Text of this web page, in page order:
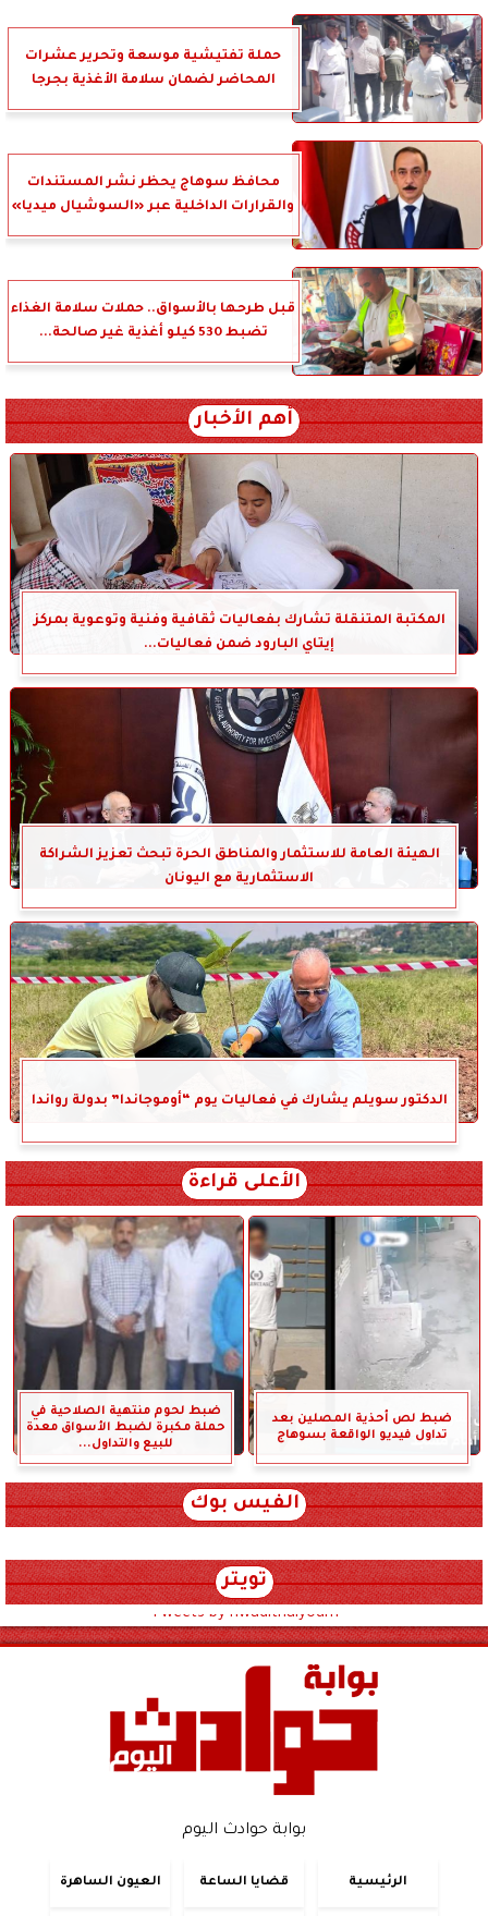
حملة تفتيشية موسعة وتحرير عشرات
المحاضر لضمان سلامة الأغذية بجرجا
محافظ سوهاج يحظر نشر المستندات
والقرارات الداخلية عبر «السوشيال ميديا»
قبل طرحها بالأسواق.. حملات سلامة الغذاء
تضبط 530 كيلو أغذية غير صالحة...
أهم الأخبار
المكتبة المتنقلة تشارك بفعاليات ثقافية وفنية وتوعوية بمركز
إيتاي البارود ضمن فعاليات...
الهيئة العامة للاستثمار والمناطق الحرة تبحث تعزيز الشراكة
الاستثمارية مع اليونان
الدكتور سويلم يشارك في فعاليات يوم “أوموجاندا” بدولة رواندا
الأعلى قراءة
ضبط لص أحذية المصلين بعد
تداول فيديو الواقعة بسوهاج
ضبط لحوم منتهية الصلاحية في
حملة مكبرة لضبط الأسواق معدة
للبيع والتداول...
الفيس بوك
تويتر
Tweets by hwadithalyoum
بوابة حوادث اليوم
الرئيسية قضايا الساعة العيون الساهرة